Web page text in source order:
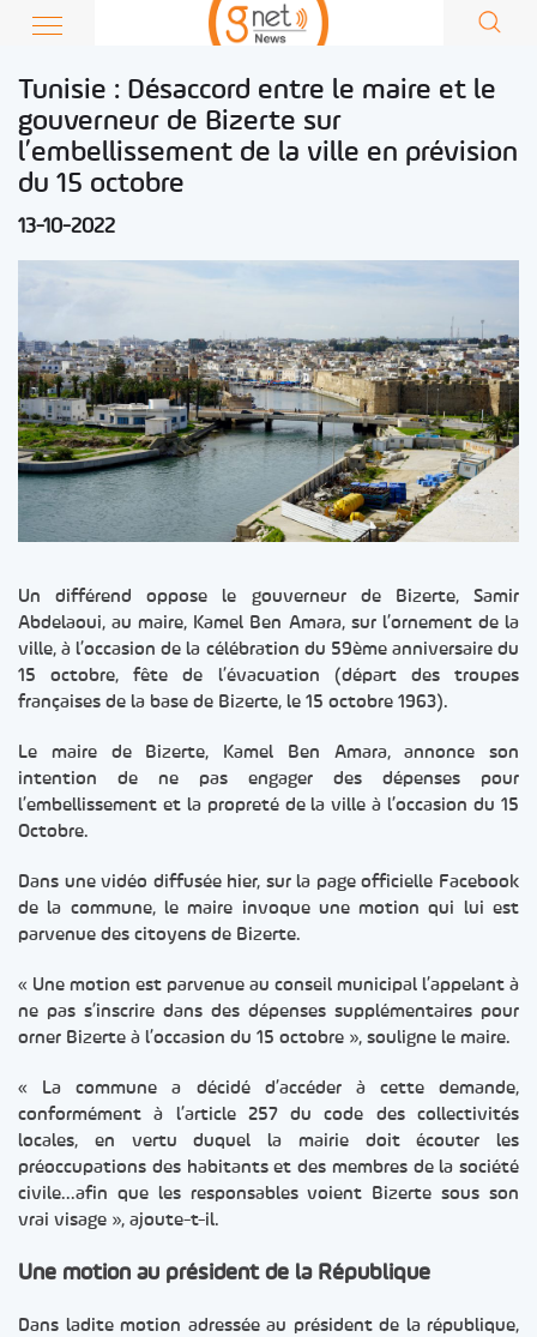
Tunisie : Désaccord entre le maire et le
gouverneur de Bizerte sur
l’embellissement de la ville en prévision
du 15 octobre
13-10-2022
Un différend oppose le gouverneur de Bizerte, Samir
Abdelaoui, au maire, Kamel Ben Amara, sur l’ornement de la
ville, à l’occasion de la célébration du 59ème anniversaire du
15 octobre, fête de l’évacuation (départ des troupes
françaises de la base de Bizerte, le 15 octobre 1963).
Le maire de Bizerte, Kamel Ben Amara, annonce son
intention de ne pas engager des dépenses pour
l’embellissement et la propreté de la ville à l’occasion du 15
Octobre.
Dans une vidéo diffusée hier, sur la page officielle Facebook
de la commune, le maire invoque une motion qui lui est
parvenue des citoyens de Bizerte.
« Une motion est parvenue au conseil municipal l’appelant à
ne pas s’inscrire dans des dépenses supplémentaires pour
orner Bizerte à l’occasion du 15 octobre », souligne le maire.
« La commune a décidé d’accéder à cette demande,
conformément à l’article 257 du code des collectivités
locales, en vertu duquel la mairie doit écouter les
préoccupations des habitants et des membres de la société
civile…afin que les responsables voient Bizerte sous son
vrai visage », ajoute-t-il.
Une motion au président de la République
Dans ladite motion adressée au président de la république,